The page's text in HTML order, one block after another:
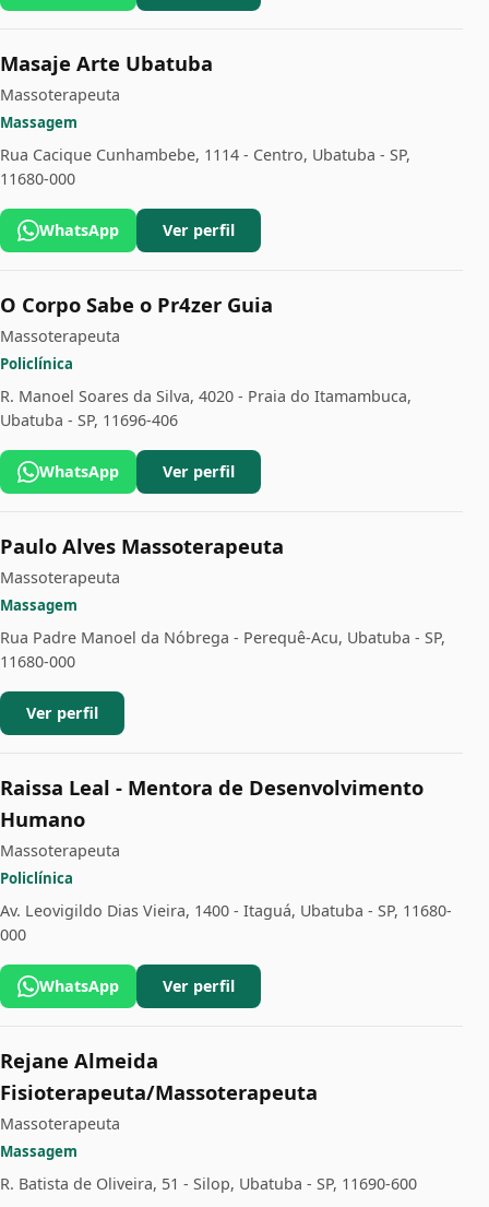
Masaje Arte Ubatuba
Massoterapeuta
Massagem
Rua Cacique Cunhambebe, 1114 - Centro, Ubatuba - SP,
11680-000
WhatsApp Ver perfil
O Corpo Sabe o Pr4zer Guia
Massoterapeuta
Policlínica
R. Manoel Soares da Silva, 4020 - Praia do Itamambuca,
Ubatuba - SP, 11696-406
WhatsApp Ver perfil
Paulo Alves Massoterapeuta
Massoterapeuta
Massagem
Rua Padre Manoel da Nóbrega - Perequê-Acu, Ubatuba - SP,
11680-000
Ver perfil
Raissa Leal - Mentora de Desenvolvimento
Humano
Massoterapeuta
Policlínica
Av. Leovigildo Dias Vieira, 1400 - Itaguá, Ubatuba - SP, 11680-
000
WhatsApp Ver perfil
Rejane Almeida
Fisioterapeuta/Massoterapeuta
Massoterapeuta
Massagem
R. Batista de Oliveira, 51 - Silop, Ubatuba - SP, 11690-600